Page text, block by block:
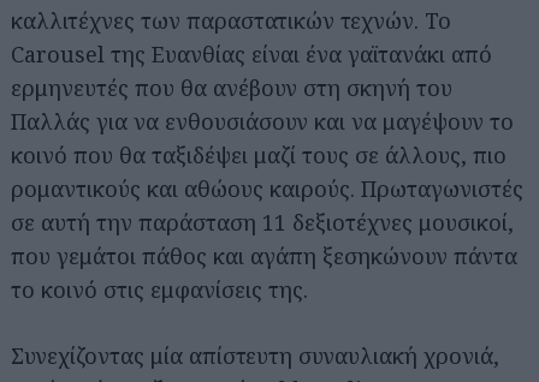
καλλιτέχνες των παραστατικών τεχνών. Το
Carousel της Ευανθίας είναι ένα γαϊτανάκι από
ερμηνευτές που θα ανέβουν στη σκηνή του
Παλλάς για να ενθουσιάσουν και να μαγέψουν το
κοινό που θα ταξιδέψει μαζί τους σε άλλους, πιο
ρομαντικούς και αθώους καιρούς. Πρωταγωνιστές
σε αυτή την παράσταση 11 δεξιοτέχνες μουσικοί,
που γεμάτοι πάθος και αγάπη ξεσηκώνουν πάντα
το κοινό στις εμφανίσεις της.
Συνεχίζοντας μία απίστευτη συναυλιακή χρονιά,